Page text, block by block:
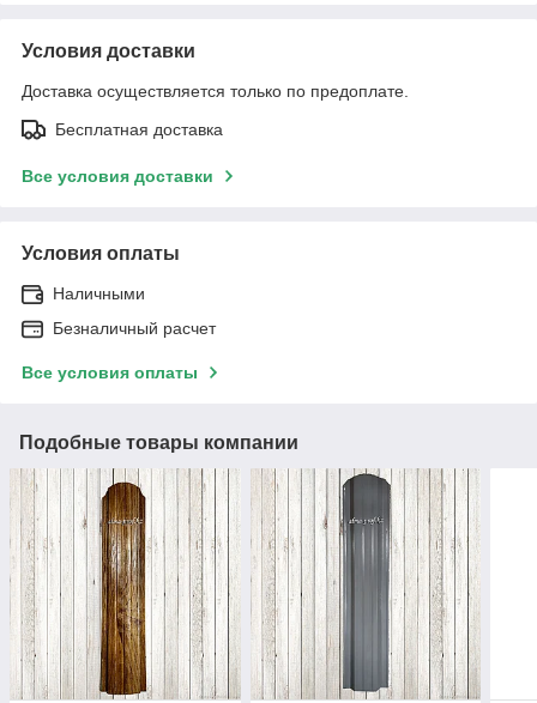
Условия доставки
Доставка осуществляется только по предоплате.
Бесплатная доставка
Все условия доставки
Условия оплаты
Наличными
Безналичный расчет
Все условия оплаты
Подобные товары компании